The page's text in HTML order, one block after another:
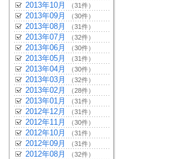
2013年10月 （31件）
2013年09月 （30件）
2013年08月 （31件）
2013年07月 （32件）
2013年06月 （30件）
2013年05月 （31件）
2013年04月 （30件）
2013年03月 （32件）
2013年02月 （28件）
2013年01月 （31件）
2012年12月 （31件）
2012年11月 （30件）
2012年10月 （31件）
2012年09月 （31件）
2012年08月 （32件）